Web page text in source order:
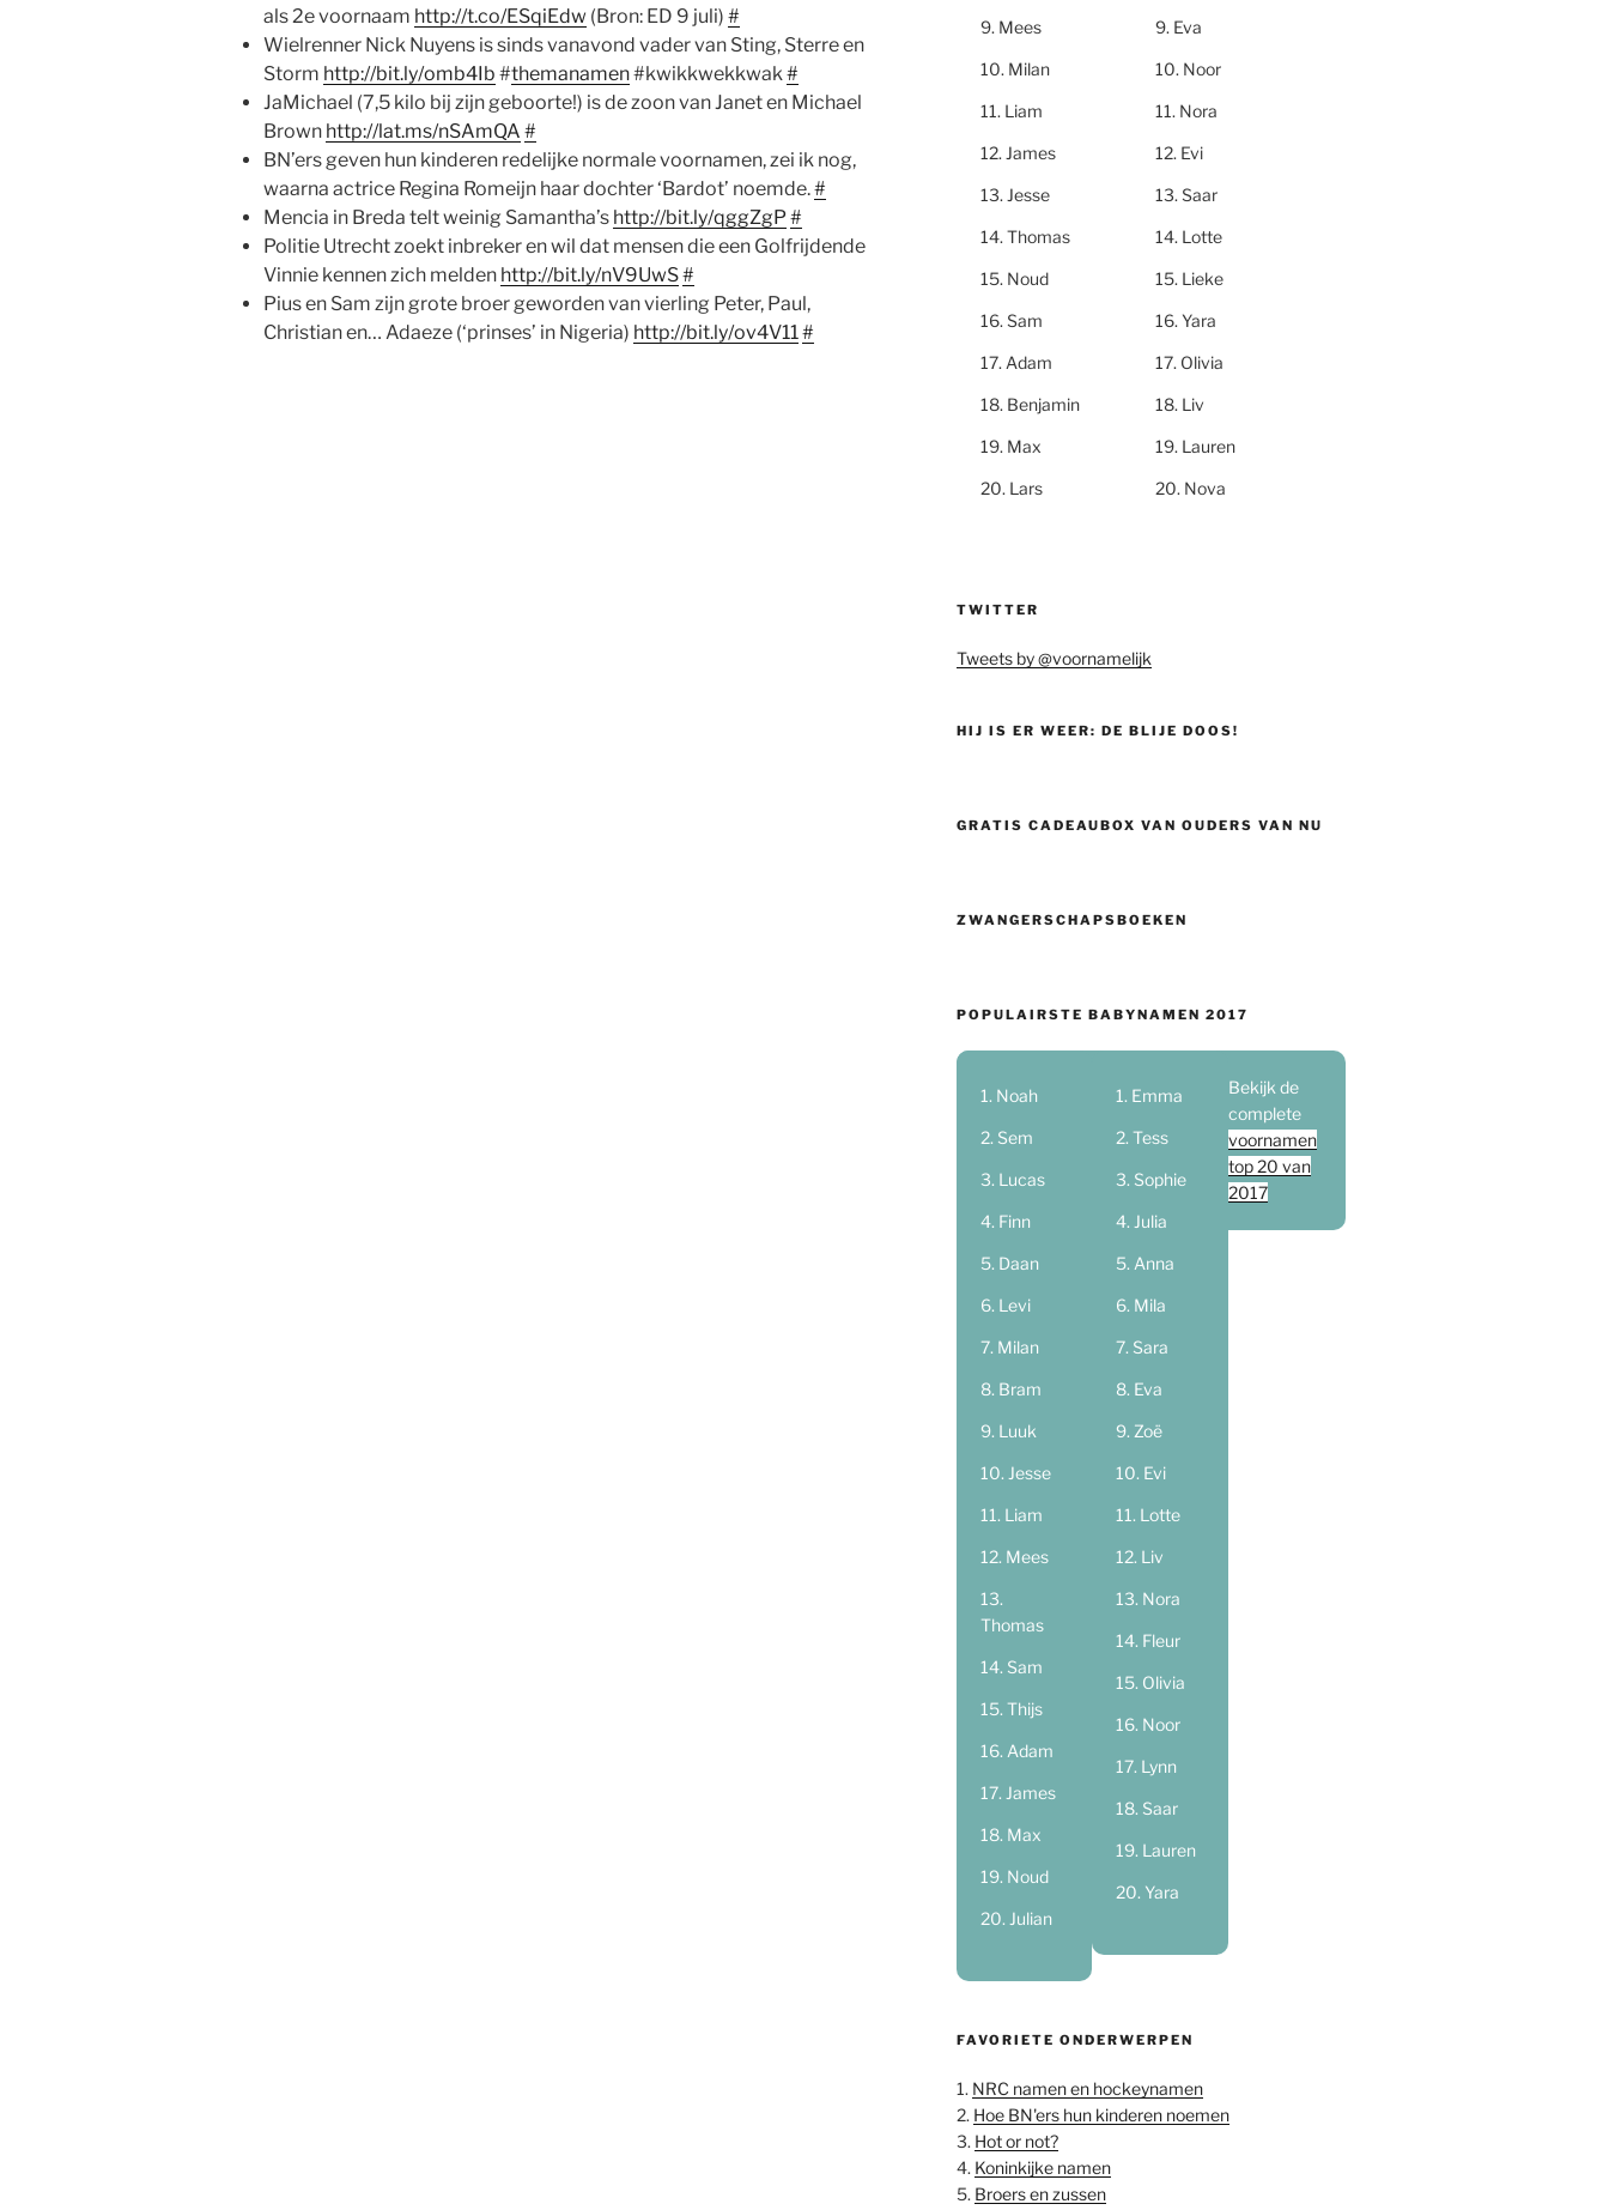
als 2e voornaam http://t.co/ESqiEdw (Bron: ED 9 juli) #
Wielrenner Nick Nuyens is sinds vanavond vader van Sting, Sterre en
Storm http://bit.ly/omb4Ib #themanamen#kwikkwekkwak #
JaMichael (7,5 kilo bij zijn geboorte!) is de zoon van Janet en Michael
Brown http://lat.ms/nSAmQA #
BN’ers geven hun kinderen redelijke normale voornamen, zei ik nog,
waarna actrice Regina Romeijn haar dochter ‘Bardot’ noemde.#
Mencia in Breda telt weinig Samantha’s http://bit.ly/qggZgP#
Politie Utrecht zoekt inbreker en wil dat mensen die een Golfrijdende
Vinnie kennen zich melden http://bit.ly/nV9UwS#
Pius en Sam zijn grote broer geworden van vierling Peter, Paul,
Christian en… Adaeze (‘prinses’ in Nigeria) http://bit.ly/ov4V11#
Mees
Milan
Liam
James
Jesse
Thomas
Noud
Sam
Adam
Benjamin
Max
Lars
Eva
Noor
Nora
Evi
Saar
Lotte
Lieke
Yara
Olivia
Liv
Lauren
Nova
TWITTER
Tweets by @voornamelijk
HIJ IS ER WEER: DE BLIJE DOOS!
GRATIS CADEAUBOX VAN OUDERS VAN NU
ZWANGERSCHAPSBOEKEN
POPULAIRSTE BABYNAMEN 2017
Noah
Sem
Lucas
Finn
Daan
Levi
Milan
Bram
Luuk
Jesse
Liam
Mees
Thomas
Sam
Thijs
Adam
James
Max
Noud
Julian
Emma
Tess
Sophie
Julia
Anna
Mila
Sara
Eva
Zoë
Evi
Lotte
Liv
Nora
Fleur
Olivia
Noor
Lynn
Saar
Lauren
Yara
Bekijk de
complete
voornamen
top 20 van
2017
FAVORIETE ONDERWERPEN
1. NRC namen en hockeynamen
2. Hoe BN'ers hun kinderen noemen
3. Hot or not?
4. Koninkijke namen
5. Broers en zussen